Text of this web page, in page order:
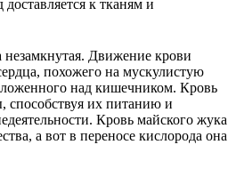
к тканям и
Движение крови
похожего на мускулистую
над кишечником. Кровь
способствуя их питанию и
Кровь майского жука
а вот в переносе кислорода она